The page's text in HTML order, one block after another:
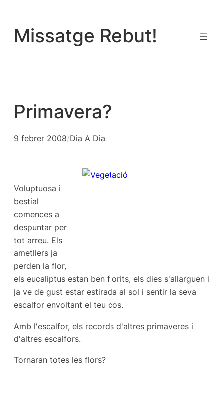
contingut
Missatge Rebut!
Primavera?
9 febrer 2008/Dia A Dia
Voluptuosa i
bestial
comences a
despuntar per
tot arreu. Els
ametllers ja
perden la flor,
els eucaliptus estan ben florits, els dies s'allarguen i
ja ve de gust estar estirada al sol i sentir la seva
escalfor envoltant el teu cos.
Amb l'escalfor, els records d'altres primaveres i
d'altres escalfors.
Tornaran totes les flors?